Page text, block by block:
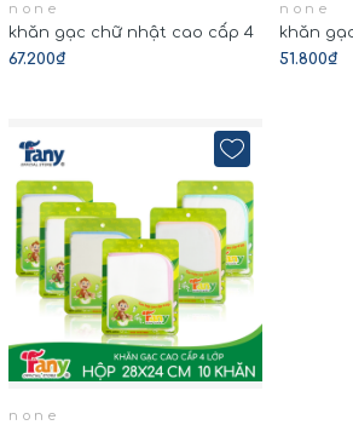
none
khăn gạc chữ nhật cao cấp 4
lớp
67.200₫
none
khăn
51.800₫
none